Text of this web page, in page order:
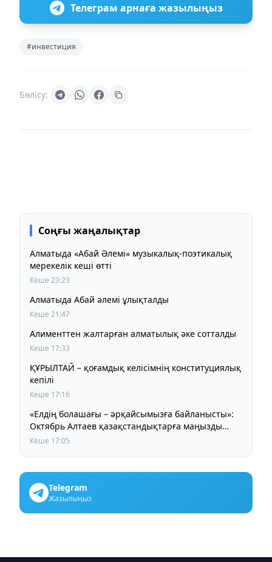
Телеграм арнаға жазылыңыз
#инвестиция
Бөлісу:
Соңғы жаңалықтар
Алматыда «Абай Әлемі» музыкалық-поэтикалық
мерекелік кеші өтті
Кеше 23:23
Алматыда Абай әлемі ұлықталды
Кеше 21:47
Алименттен жалтарған алматылық әке сотталды
Кеше 17:33
ҚҰРЫЛТАЙ – қоғамдық келісімнің конституциялық
кепілі
Кеше 17:16
«Елдің болашағы – әрқайсымызға байланысты»:
Октябрь Алтаев қазақстандықтарға маңызды
үндеу жасады
Кеше 17:05
Telegram
Жазылыңыз